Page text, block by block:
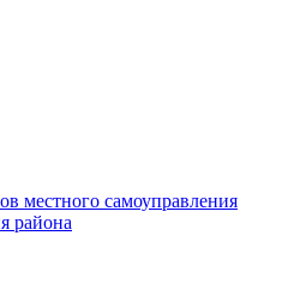
местного самоуправления
района